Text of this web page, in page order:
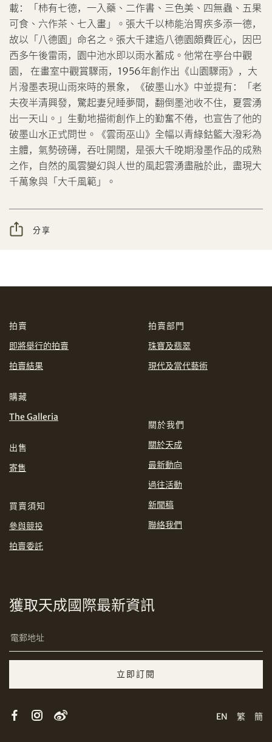
分享到WeChat
我想透過電郵獲取更多天成國際的訊息。
我已閱讀並同意使用條款及私隱政策。
設定您的最高競投價
載：「柿有七德，一入藥、二作書、三色美、四無蟲、五果
可食、六作茶、七入畫」。張大千以柿能治胃疾多添一德，
故以「八德園」命名之。張大千建造八德園頗費匠心，因巴
西多午後雷雨，園中池水即以雨水蓄成。他常在亭台中觀
園， 在畫室中觀賞驟雨，1956年創作出《山園驟雨》，大
片潑墨表現山雨來時的景象，《破墨山水》中並提有：「老
夫夜半清興發，驚起妻兒睡夢間，翻倒墨池收不住，夏雲湧
出一天山。」生動地描術創作上的勤奮不倦，也宣告了他的
破墨山水正式問世。《雲雨巫山》全幅以青綠鈷籃大潑彩為
主體，氣勢磅礡，吞吐開闊，是張大千晚期潑墨作品的成熟
之作，自然的風雲變幻與人世的風起雲湧盡融於此，盡現大
千萬象與「大千風範」。
分享
INR JPY
MYR
拍賣
即將舉行的拍賣
拍賣結果
購藏
The Galleria
出售
寄售
買賣須知
參與競投
拍賣委託
拍賣部門
珠寶及翡翠
現代及當代藝術
關於我們
關於天成
最新動向
過往活動
新聞稿
聯絡我們
獲取天成國際最新資訊
立即訂閱
EN 繁 簡